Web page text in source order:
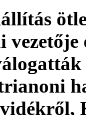
trianoni